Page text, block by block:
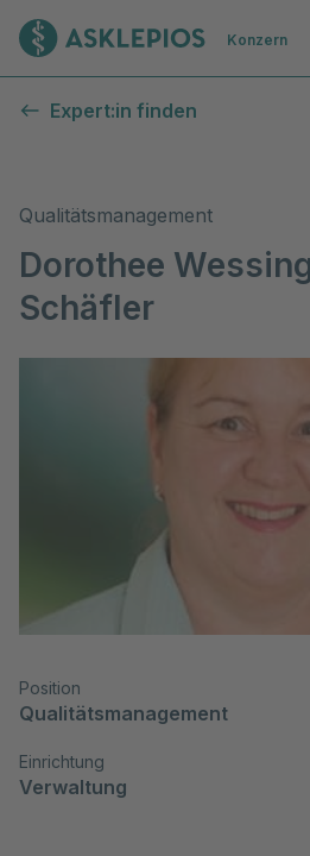
ZurKonzern
Expert:in finden
Qualitätsmanagement
Dorothee
Schäfler
Position
Qualitätsmanagement
Einrichtung
Verwaltung